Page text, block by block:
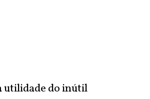
utilidade do inútil